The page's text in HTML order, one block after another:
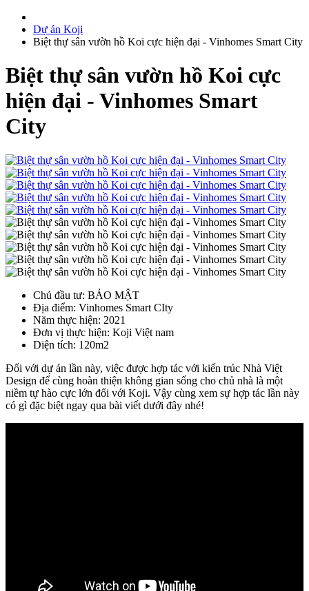
Dự án Koji
Biệt thự sân vườn hồ Koi cực hiện đại - Vinhomes Smart City
Biệt thự sân vườn hồ Koi cực
hiện đại - Vinhomes Smart
City
Chủ đầu tư: BẢO MẬT
Địa điểm: Vinhomes Smart CIty
Năm thực hiện: 2021
Đơn vị thực hiện: Koji Việt nam
Diện tích: 120m2
Đối với dự án lần này, việc được hợp tác với kiến trúc Nhà Việt
Design để cùng hoàn thiện không gian sống cho chủ nhà là một
niềm tự hào cực lớn đối với Koji. Vậy cùng xem sự hợp tác lần này
có gì đặc biệt ngay qua bài viết dưới đây nhé!